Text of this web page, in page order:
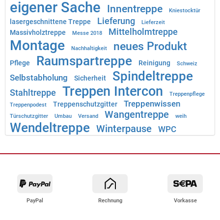
eigener Sache Innentreppe Kniestocktür
lasergeschnittene Treppe Lieferung Lieferzeit
Massivholztreppe Messe 2018 Mittelholmtreppe
Montage Nachhaltigkeit neues Produkt
Pflege Raumspartreppe Reinigung Schweiz
Selbstabholung Sicherheit Spindeltreppe
Stahltreppe Treppen Intercon
Treppenpflege
Treppenpodest
Treppenschutzgitter Treppenwissen
Türschutzgitter Umbau Versand Wangentreppe weih
Wendeltreppe Winterpause WPC
PayPal Rechnung Vorkasse